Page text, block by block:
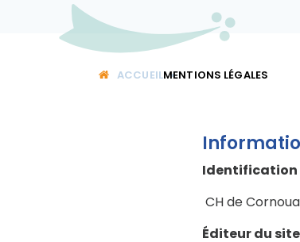
ACCUEILMENTIONS LÉGALES
Identification
CH de
Éditeur du site